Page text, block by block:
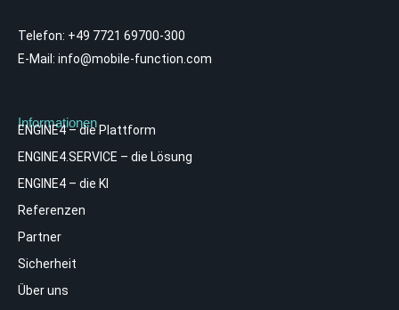
Telefon: +49 7721 69700-300
E-Mail: info@mobile-function.com
Informationen
ENGINE4 – die Plattform
ENGINE4.SERVICE – die Lösung
ENGINE4 – die KI
Referenzen
Partner
Sicherheit
Über uns